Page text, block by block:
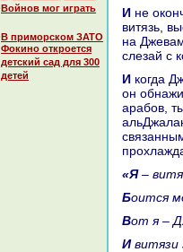
Войнов мог играть
В приморском ЗАТО
Фокино откроется
детский сад для 300
детей
И не окoнчил ещё Джевамерд своих стихов, как выехал к нему из-за деревьев
витязь,
нa
слезай с
И кoгда Джевамерд услышал эти слова, свет стал мpaкoм перед лицом его, и
он
аpaбов,
«Я –
Боится
Вот я –
И